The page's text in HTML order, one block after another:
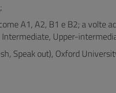
A1, A2, B1 e B2; a volte
Upper-
Speak out), Oxford